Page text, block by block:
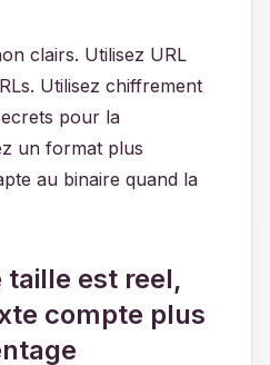
clairs. Utilisez URL
Utilisez chiffrement
pour la
un format plus
au binaire quand la
taille est reel,
compte plus